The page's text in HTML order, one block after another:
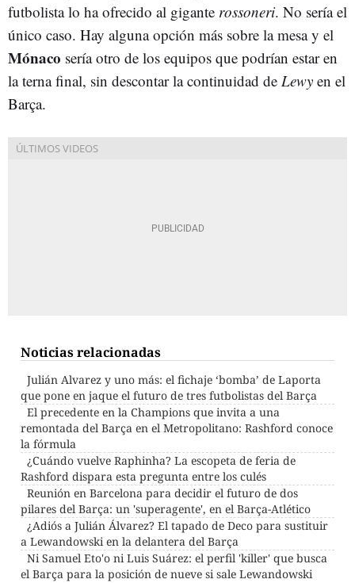
futbolista lo ha ofrecido al gigante rossoneri. No sería el
único caso. Hay alguna opción más sobre la mesa y el
Mónaco sería otro de los equipos que podrían estar en
la terna final, sin descontar la continuidad de Lewy en el
Barça.
Noticias relacionadas
Julián Alvarez y uno más: el fichaje ‘bomba’ de Laporta
que pone en jaque el futuro de tres futbolistas del Barça
El precedente en la Champions que invita a una
remontada del Barça en el Metropolitano: Rashford conoce
la fórmula
¿Cuándo vuelve Raphinha? La escopeta de feria de
Rashford dispara esta pregunta entre los culés
Reunión en Barcelona para decidir el futuro de dos
pilares del Barça: un 'superagente', en el Barça-Atlético
¿Adiós a Julián Álvarez? El tapado de Deco para sustituir
a Lewandowski en la delantera del Barça
Ni Samuel Eto'o ni Luis Suárez: el perfil 'killer' que busca
el Barça para la posición de nueve si sale Lewandowski